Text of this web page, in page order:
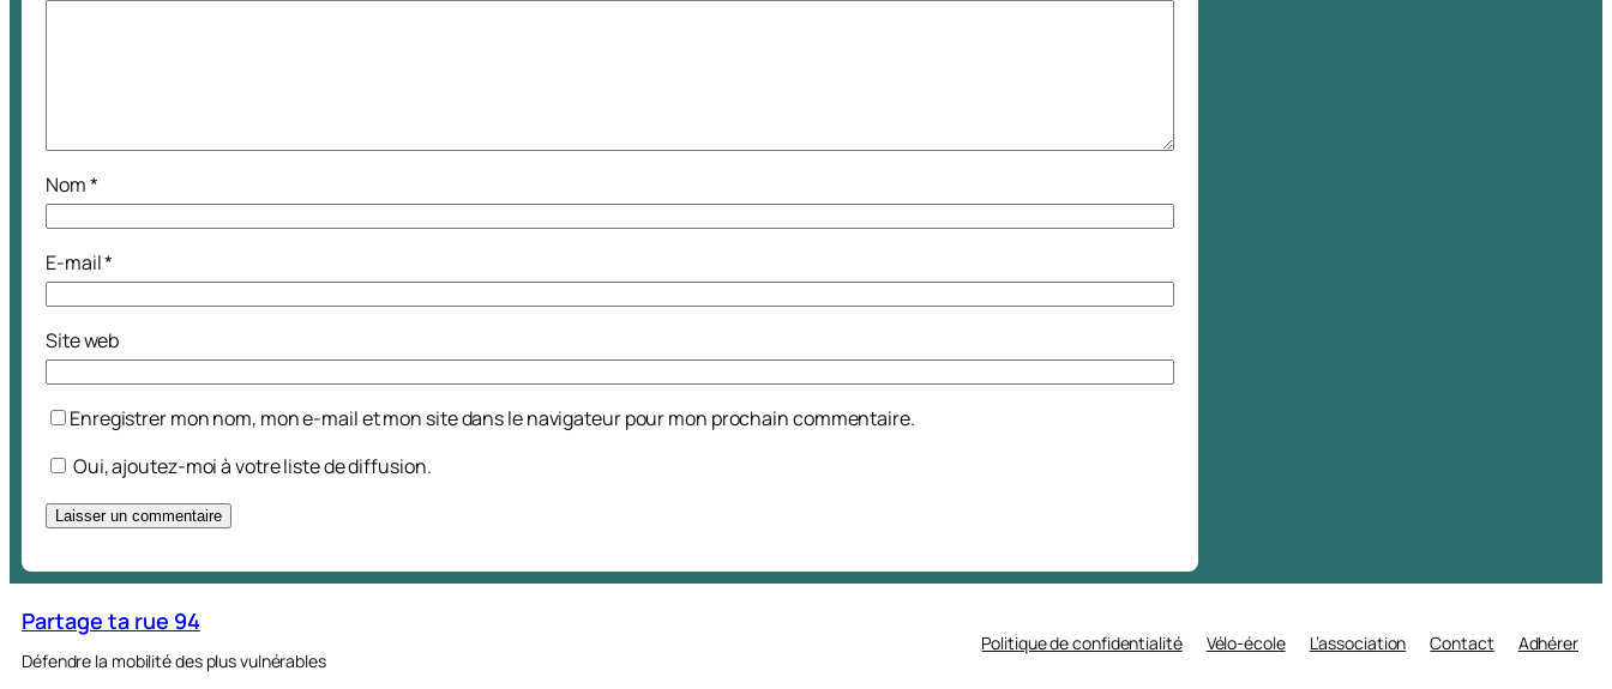
Nom*
E-mail*
Site web
Enregistrer mon nom, mon e-mail et mon site dans le navigateur pour mon prochain commentaire.
Oui, ajoutez-moi à votre liste de diffusion.
l
t
e
r
Partage ta rue 94
Défendre la mobilité des plus vulnérables
Politique de confidentialité Vélo-école L’association Contact Adhérer